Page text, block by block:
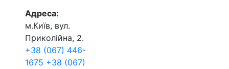
Адреса:
м.Київ, вул.
Приколійна, 2.
+38 (067) 446-
1675 +38 (067)